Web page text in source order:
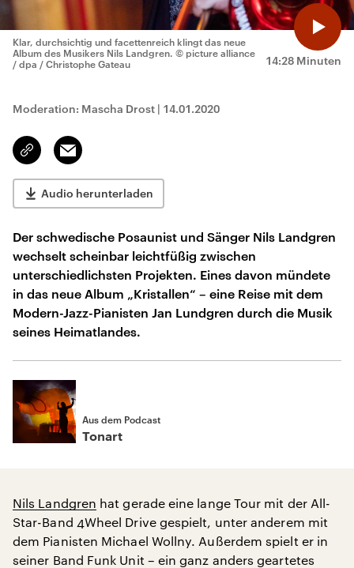
14:28 Minuten
Klar, durchsichtig und facettenreich klingt das neue
Album des Musikers Nils Landgren. © picture alliance
/ dpa / Christophe Gateau
Moderation: Mascha Drost | 14.01.2020
Link
kopieren/teilen
Email
Audio herunterladen
Der schwedische Posaunist und Sänger Nils Landgren
wechselt scheinbar leichtfüßig zwischen
unterschiedlichsten Projekten. Eines davon mündete
in das neue Album „Kristallen“ – eine Reise mit dem
Modern-Jazz-Pianisten Jan Lundgren durch die Musik
seines Heimatlandes.
Aus dem Podcast
Tonart
Nils Landgren hat gerade eine lange Tour mit der All-
Star-Band 4Wheel Drive gespielt, unter anderem mit
dem Pianisten Michael Wollny. Außerdem spielt er in
seiner Band Funk Unit – ein ganz anders geartetes